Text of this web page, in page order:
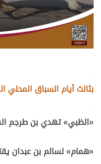
.
بثالث أيام السباق المحلي
.
«الظبي»تهدي بن طرجم
.
«همام»لسالم بن عبدان